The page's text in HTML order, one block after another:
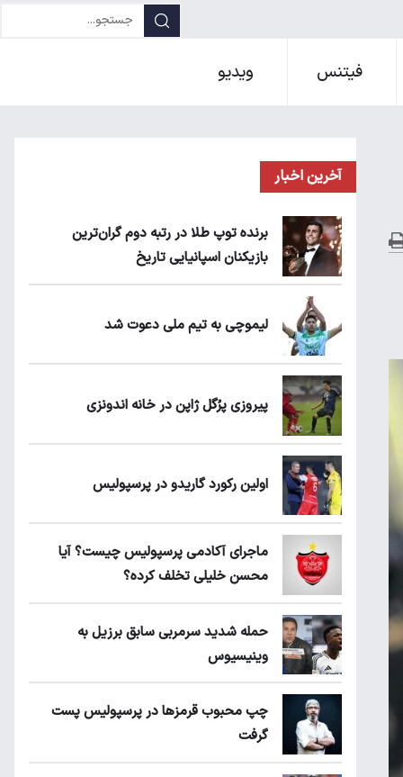
فیتنس ویدیو
آخرین اخبار
برنده توپ طلا در رتبه دوم گران‌ترین
بازیکنان اسپانیایی تاریخ
لیموچی به تیم ملی دعوت شد
پیروزی پرُگل ژاپن در خانه اندونزی
اولین رکورد گاریدو در پرسپولیس
ماجرای آکادمی پرسپولیس چیست؟ آیا
محسن خلیلی تخلف کرده؟
حمله شدید سرمربی سابق برزیل به
وینیسیوس
چپ محبوب قرمزها در پرسپولیس پست
گرفت